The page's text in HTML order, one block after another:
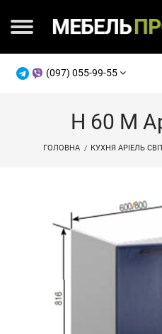
(097) 055-99-55
Н 60 М
ГОЛОВНА КУХНЯ АРІЕЛЬ